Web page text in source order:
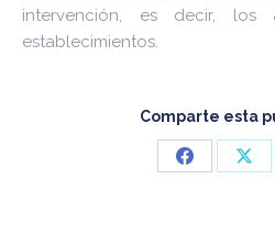
intervención, es decir, los
establecimientos.
Comparte esta
Share